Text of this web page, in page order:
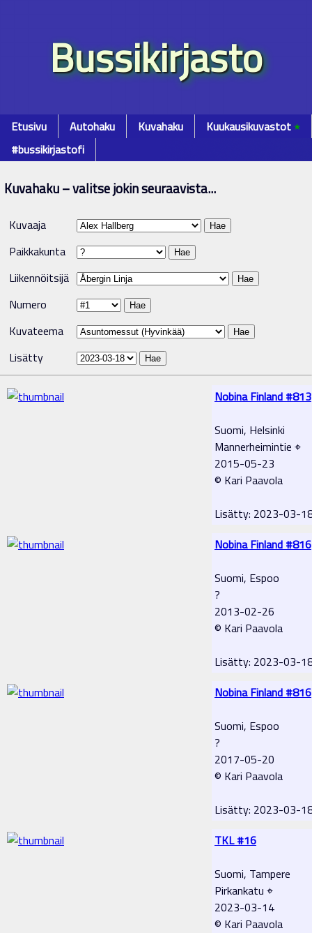
Bussikirjasto
Etusivu Autohaku Kuvahaku Kuukausikuvastot٭
#bussikirjastofi
Kuvahaku – valitse jokin seuraavista...
Kuvaaja
Paikkakunta
Liikennöitsijä
Numero
Kuvateema
Lisätty
Nobina Finland #813
Suomi, Helsinki
Mannerheimintie ⌖
2015-05-23
© Kari Paavola
Lisätty: 2023-03-
Nobina Finland #816
Suomi, Espoo
?
2013-02-26
© Kari Paavola
Lisätty: 2023-03-
Nobina Finland #816
Suomi, Espoo
?
2017-05-20
© Kari Paavola
Lisätty: 2023-03-
TKL #16
Suomi, Tampere
Pirkankatu ⌖
2023-03-14
© Kari Paavola